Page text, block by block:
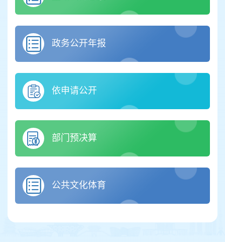
政务公开年报
依申请公开
部门预决算
公共文化体育